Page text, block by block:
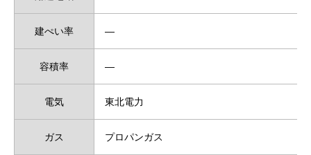
建ぺい率 ―
容積率 ―
電気 東北電力
ガス プロパンガス